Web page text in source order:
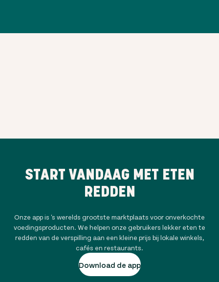
START VANDAAG MET ETEN
REDDEN
Onze app is 's werelds grootste marktplaats voor onverkochte
voedingsproducten. We helpen onze gebruikers lekker eten te
redden van de verspilling aan een kleine prijs bij lokale winkels,
cafés en restaurants.
Download de app